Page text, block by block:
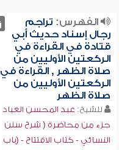
الفهرس: تراجم
رجال إسناد حديث أبي
قتادة في القراءة في
الركعتين الأوليين من
صلاة الظهر , القراءة في
الركعتين الأوليين من
صلاة الظهر
للشيخ: عبد المحسن العباد
جزء من محاضرة ( شرح سنن
النسائي - كتاب الافتتاح - (باب